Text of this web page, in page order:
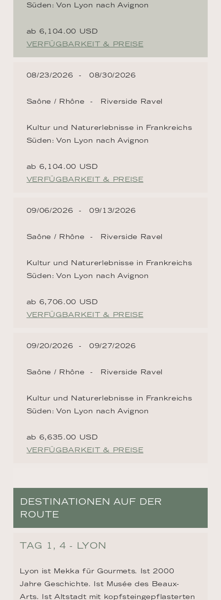
Süden: Von Lyon nach Avignon
ab 6,104.00 USD
VERFÜGBARKEIT & PREISE
08/23/2026 08/30/2026
Saône / Rhône Riverside Ravel
Kultur und Naturerlebnisse in Frankreichs
Süden: Von Lyon nach Avignon
ab 6,104.00 USD
VERFÜGBARKEIT & PREISE
09/06/2026 09/13/2026
Saône / Rhône Riverside Ravel
Kultur und Naturerlebnisse in Frankreichs
Süden: Von Lyon nach Avignon
ab 6,706.00 USD
VERFÜGBARKEIT & PREISE
09/20/2026 09/27/2026
Saône / Rhône Riverside Ravel
Kultur und Naturerlebnisse in Frankreichs
Süden: Von Lyon nach Avignon
ab 6,635.00 USD
VERFÜGBARKEIT & PREISE
DESTINATIONEN AUF DER
ROUTE
TAG 1, 4 - LYON
Lyon ist Mekka für Gourmets. Ist 2000
Jahre Geschichte. Ist Musée des Beaux-
Arts. Ist Altstadt mit kopfsteingepflasterten